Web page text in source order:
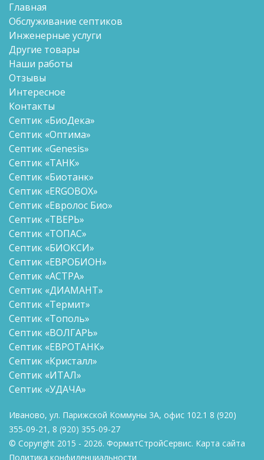
Главная
Обслуживание септиков
Инженерные услуги
Другие товары
Наши работы
Отзывы
Интересное
Контакты
Септик «БиоДека»
Септик «Оптима»
Септик «Genesis»
Септик «ТАНК»
Септик «Биотанк»
Септик «ERGOBOX»
Септик «Евролос Био»
Септик «ТВЕРЬ»
Септик «ТОПАС»
Септик «БИОКСИ»
Септик «ЕВРОБИОН»
Септик «АСТРА»
Септик «ДИАМАНТ»
Септик «Термит»
Септик «Тополь»
Септик «ВОЛГАРЬ»
Септик «ЕВРОТАНК»
Септик «Кристалл»
Септик «ИТАЛ»
Септик «УДАЧА»
Иваново, ул. Парижской Коммуны 3А, офис 102.1 8 (920)
355-09-21 , 8 (920) 355-09-27
© Copyright 2015 - 2026. ФорматСтройСервис. Карта сайта
Политика конфиденциальности